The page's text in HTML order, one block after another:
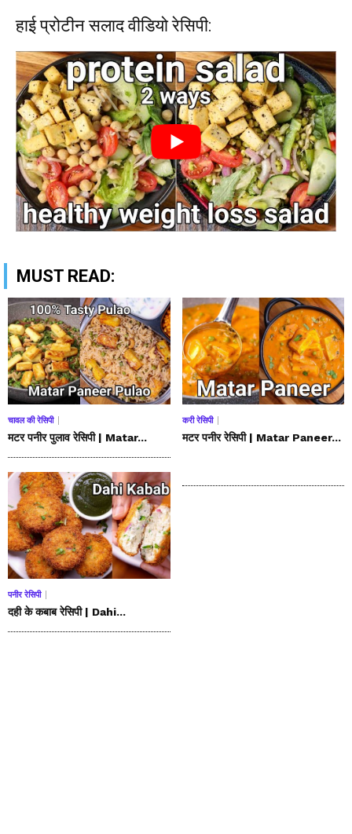
हाई प्रोटीन सलाद वीडियो रेसिपी:
MUST READ:
चावल की रेसिपी
मटर पनीर पुलाव रेसिपी | Matar...
करी रेसिपी
मटर पनीर रेसिपी | Matar Paneer...
पनीर रेसिपी
दही के कबाब रेसिपी | Dahi...